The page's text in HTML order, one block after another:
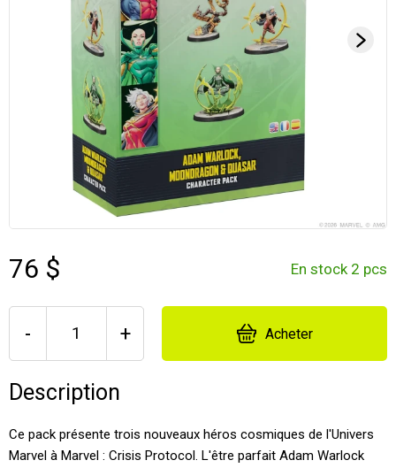
76 $ En stock 2 pcs
- + Acheter
Description
Ce pack présente trois nouveaux héros cosmiques de l'Univers
Marvel à Marvel : Crisis Protocol. L'être parfait Adam Warlock